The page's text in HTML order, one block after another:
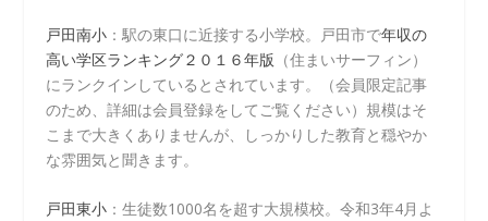
戸田南小 ：駅の東口に近接する小学校。戸田市で年収の
高い学区ランキング２０１６年版 （住まいサーフィン）
にランクインしているとされています。（会員限定記事
のため、詳細は会員登録をしてご覧ください）規模はそ
こまで大きくありませんが、しっかりした教育と穏やか
な雰囲気と聞きます。
戸田東小 ：生徒数1000名を超す大規模校。令和3年4月よ